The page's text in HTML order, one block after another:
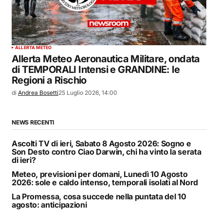
ALLERTA METEO
Allerta Meteo Aeronautica Militare, ondata
di TEMPORALI Intensi e GRANDINE: le
Regioni a Rischio
di Andrea Bosetti25 Luglio 2026, 14:00
NEWS RECENTI
Ascolti TV di ieri, Sabato 8 Agosto 2026: Sogno e
Son Desto contro Ciao Darwin, chi ha vinto la serata
di ieri?
Meteo, previsioni per domani, Lunedì 10 Agosto
2026: sole e caldo intenso, temporali isolati al Nord
La Promessa, cosa succede nella puntata del 10
agosto: anticipazioni